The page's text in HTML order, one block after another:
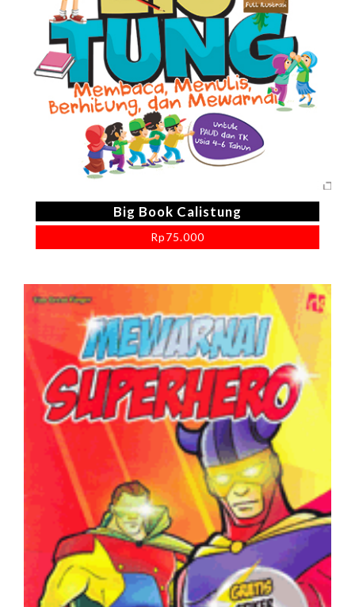
Big Book Calistung
Rp75.000